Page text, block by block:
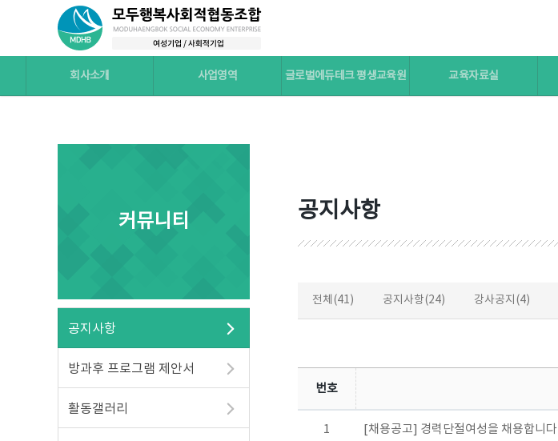
회사소개 사업영역 글로벌에듀테크 평생교육원 교육자료실
커뮤니티
공지사항
방과후 프로그램 제안서
활동갤러리
공지사항
전체(41) 공지사항(24) 강사공지(4)
번호
1 [채용공고] 경력단절여성을 채용합니다